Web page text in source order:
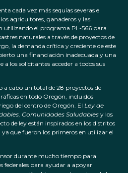
cada vez más sequías severas e
agricultores, ganaderos y las
utilizando el programa PL-566 para
naturales a través de proyectos de
la demanda crítica y creciente de este
una financiación inadecuada y una
los solicitantes acceder a todos sus
a cabo un total de 28 proyectos de
en todo Oregón, incluidos
del centro de Oregón. El Ley de
Comunidades Saludables y los
de ley están inspirados en los distritos
que fueron los primeros en utilizar el
durante mucho tiempo para
federales para ayudar a apoyar